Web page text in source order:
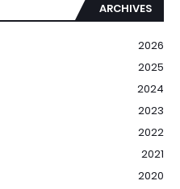
ARCHIVES
2026
2025
2024
2023
2022
2021
2020